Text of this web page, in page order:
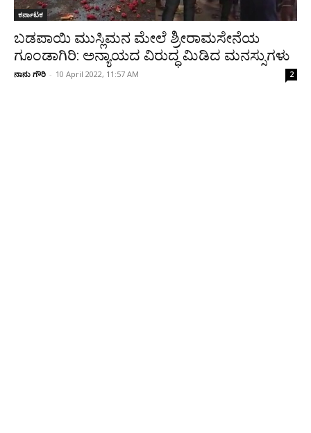
ಕರ್ನಾಟಕ
ಬಡಪಾಯಿ ಮುಸ್ಲಿಮನ ಮೇಲೆ ಶ್ರೀರಾಮಸೇನೆಯ
ಗೂಂಡಾಗಿರಿ: ಅನ್ಯಾಯದ ವಿರುದ್ಧ ಮಿಡಿದ ಮನಸ್ಸುಗಳು
ನಾನು ಗೌರಿ - 10 April 2022, 11:57 AM 2